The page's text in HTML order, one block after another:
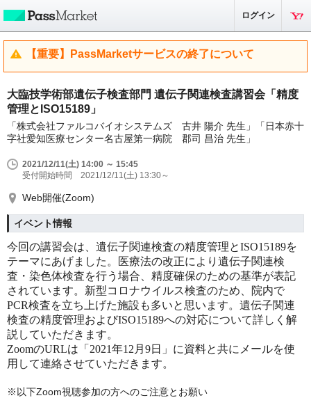
ログイン
【重要】PassMarketサービスの終了について
大臨技学術部遺伝子検査部門 遺伝子関連検査講習会「精度
管理とISO15189」
「株式会社ファルコバイオシステムズ 古井 陽介 先生」「日本赤十
字社愛知医療センター名古屋第一病院 郡司 昌治 先生」
2021/12/11(土) 14:00 ～ 15:45
受付開始時間 2021/12/11(土) 13:30～
Web開催(Zoom)
イベント情報
今回の講習会は、遺伝子関連検査の精度管理とISO15189を
テーマにあげました。医療法の改正により遺伝子関連検
査・染色体検査を行う場合、精度確保のための基準が表記
されています。新型コロナウイルス検査のため、院内で
PCR検査を立ち上げた施設も多いと思います。遺伝子関連
検査の精度管理およびISO15189への対応について詳しく解
説していただきます。
ZoomのURLは「2021年12月9日」に資料と共にメールを使
用して連絡させていただきます。
※以下Zoom視聴参加の方へのご注意とお願い